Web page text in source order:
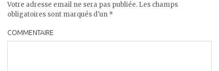
Votre adresse email ne sera pas publiée. Les champs
obligatoires sont marqués d'un *
COMMENTAIRE